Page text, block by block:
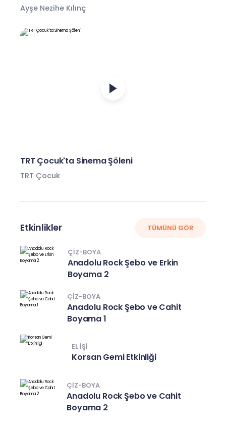
Ayşe Nezihe Kılınç
TRT Çocuk'ta Sinema Şöleni
TRT Çocuk
Etkinlikler TÜMÜNÜ GÖR
ÇIZ-BOYA
Anadolu Rock Şebo ve Erkin
Boyama 2
ÇIZ-BOYA
Anadolu Rock Şebo ve Cahit
Boyama 1
EL IŞI
Korsan Gemi Etkinliği
ÇIZ-BOYA
Anadolu Rock Şebo ve Cahit
Boyama 2